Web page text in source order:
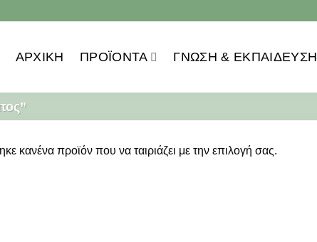
ΑΡΧΙΚΗ ΠΡΟΪOΝΤΑ ΓΝΏΣΗ & ΕΚΠΑΊΔΕΥΣΗ
κανένα προϊόν που να ταιριάζει με την επιλογή σας.